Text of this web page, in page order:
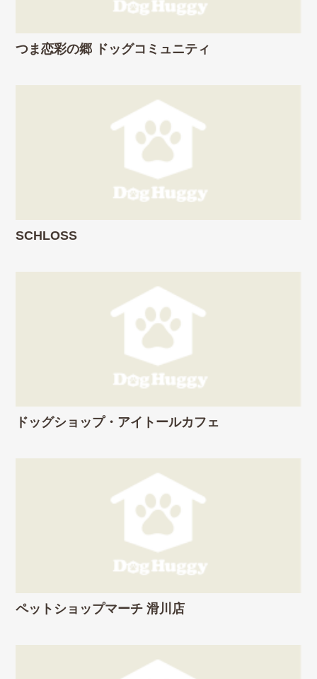
つま恋彩の郷 ドッグコミュニティ
SCHLOSS
ドッグショップ・アイトールカフェ
ペットショップマーチ 滑川店